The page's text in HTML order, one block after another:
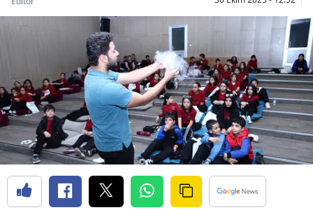
Bursa
Çankırı
Çorum
Denizli
Diyarbakır
Edirne
Elazığ